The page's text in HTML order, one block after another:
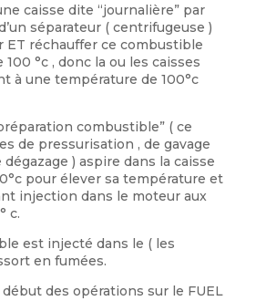
caisse dite “journalière” par
séparateur ( centrifugeuse )
ET réchauffer ce combustible
°c , donc la ou les caisses
à une température de 100°c
combustible” ( ce
de pressurisation , de gavage
) aspire dans la caisse
pour élever sa température et
injection dans le moteur aux
c.
est injecté dans le ( les
en fumées.
des opérations sur le FUEL